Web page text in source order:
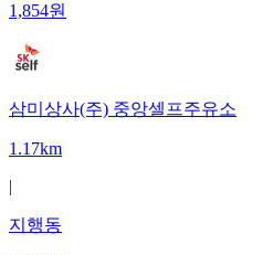
1,854원
삼미상사(주) 중앙셀프주유소
1.17km
|
지행동